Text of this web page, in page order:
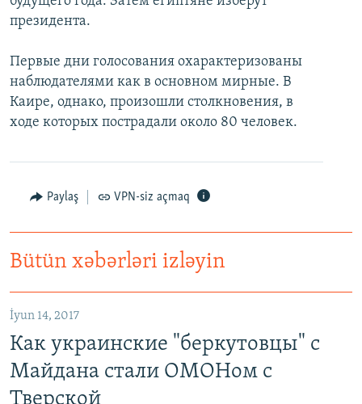
президента.
Первые дни голосования охарактеризованы
наблюдателями как в основном мирные. В
Каире, однако, произошли столкновения, в
ходе которых пострадали около 80 человек.
Paylaş VPN-siz açmaq
Bütün xəbərləri izləyin
İyun 14, 2017
Как украинские "беркутовцы" с
Майдана стали ОМОНом с
Тверской